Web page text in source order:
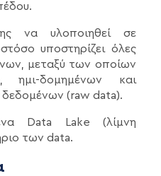
να υλοποιηθεί σε
υποστηρίζει όλες
μεταξύ των οποίων
δομημένων και
(raw data).
Data Lake (λίμνη
των data.